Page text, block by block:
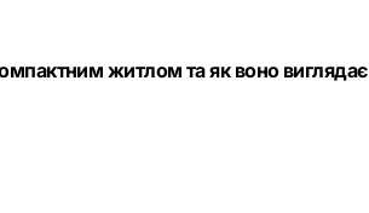
житлом та як воно виглядає